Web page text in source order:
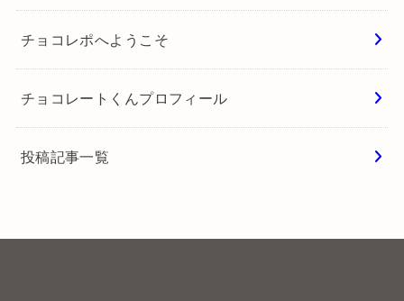
チョコレポへようこそ
チョコレートくんプロフィール
投稿記事一覧